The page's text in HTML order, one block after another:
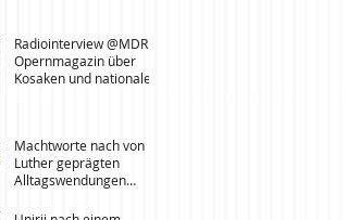
Radiointerview @MDR
Opernmagazin über
Kosaken und nationale
Machtworte nach von
Luther geprägten
Alltagswendungen
Dresden, Löbau